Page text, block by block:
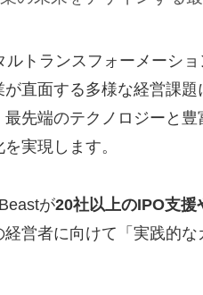
ルトランスフォーメーシ
直面する多様な経営課
先端のテクノロジーと
実現します。
が20社以上のIPO支援
営者に向けて「実践的